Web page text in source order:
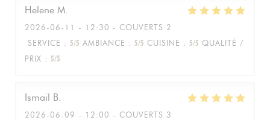
Helene M
2026-06-11
- 12:30 - COUVERTS 2
SERVICE : 5/5 AMBIANCE : 5/5 CUISINE : 5/5 QUALITÉ /
PRIX : 5/5
Ismail B
2026-06-09 - 12:00 - COUVERTS 3